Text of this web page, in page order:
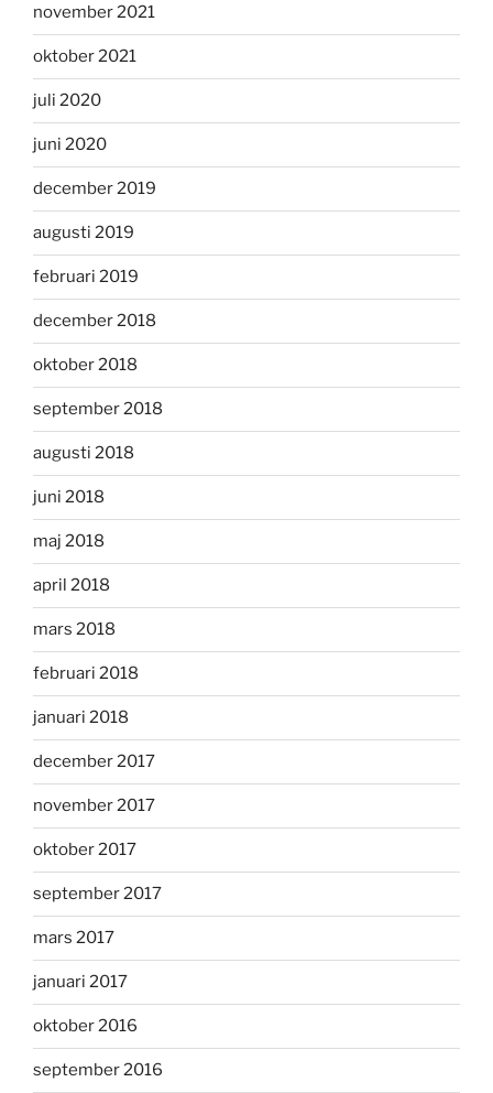
november 2021
oktober 2021
juli 2020
juni 2020
december 2019
augusti 2019
februari 2019
december 2018
oktober 2018
september 2018
augusti 2018
juni 2018
maj 2018
april 2018
mars 2018
februari 2018
januari 2018
december 2017
november 2017
oktober 2017
september 2017
mars 2017
januari 2017
oktober 2016
september 2016